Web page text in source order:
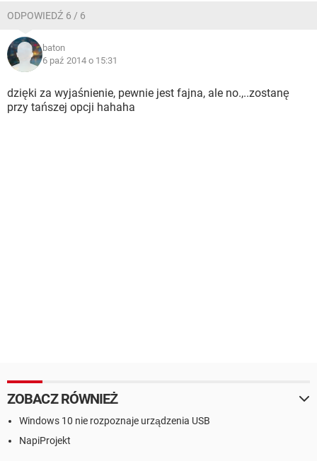
ODPOWIEDŹ 6 / 6
baton
6 paź 2014 o 15:31
dzięki za wyjaśnienie, pewnie jest fajna, ale no.,..zostanę
przy tańszej opcji hahaha
ZOBACZ RÓWNIEŻ
Windows 10 nie rozpoznaje urządzenia USB
NapiProjekt